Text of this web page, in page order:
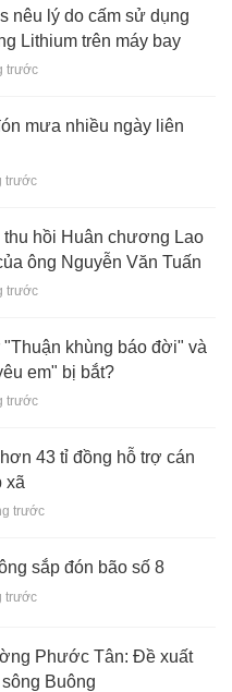
nêu lý do cấm sử dụng
Lithium trên máy bay
trước
mưa nhiều ngày liên
trước
thu hồi Huân chương Lao
ông Nguyễn Văn Tuấn
trước
"Thuận khùng báo đời" và
em" bị bắt?
trước
43 tỉ đồng hỗ trợ cán
xã
trước
sắp đón bão số 8
trước
Phước Tân: Đề xuất
Buông